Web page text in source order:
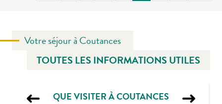
Votre séjour à Coutances
TOUTES LES INFORMATIONS UTILES
QUE VISITER À COUTANCES